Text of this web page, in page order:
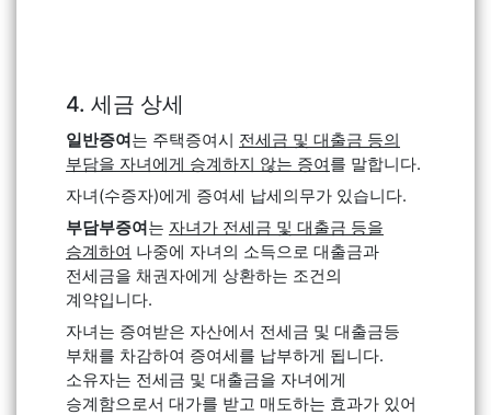
4. 세금 상세
일반증여는 주택증여시 전세금 및 대출금 등의
부담을 자녀에게 승계하지 않는 증여를 말합니다.
자녀(수증자)에게 증여세 납세의무가 있습니다.
부담부증여는 자녀가 전세금 및 대출금 등을
승계하여 나중에 자녀의 소득으로 대출금과
전세금을 채권자에게 상환하는 조건의
계약입니다.
자녀는 증여받은 자산에서 전세금 및 대출금등
부채를 차감하여 증여세를 납부하게 됩니다.
소유자는 전세금 및 대출금을 자녀에게
승계함으로서 대가를 받고 매도하는 효과가 있어